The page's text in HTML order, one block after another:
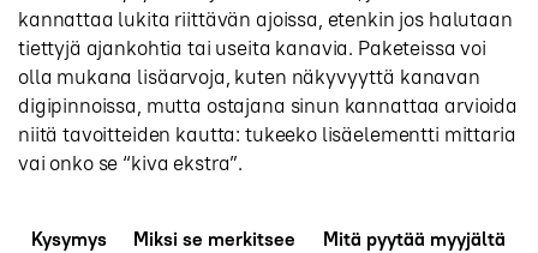
kannattaa lukita riittävän ajoissa, etenkin jos halutaan
tiettyjä ajankohtia tai useita kanavia. Paketeissa voi
olla mukana lisäarvoja, kuten näkyvyyttä kanavan
digipinnoissa, mutta ostajana sinun kannattaa arvioida
niitä tavoitteiden kautta: tukeeko lisäelementti mittaria
vai onko se “kiva ekstra”.
Kysymys Miksi se merkitsee
Mitä pyytää myyjältä